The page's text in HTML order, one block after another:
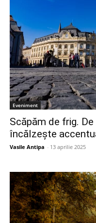
Eveniment
Scăpăm de frig.
încălzește
Vasile Antipa - 13 aprilie 2025